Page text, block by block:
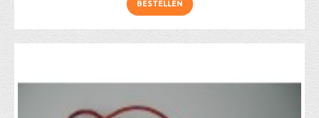
BESTELLEN